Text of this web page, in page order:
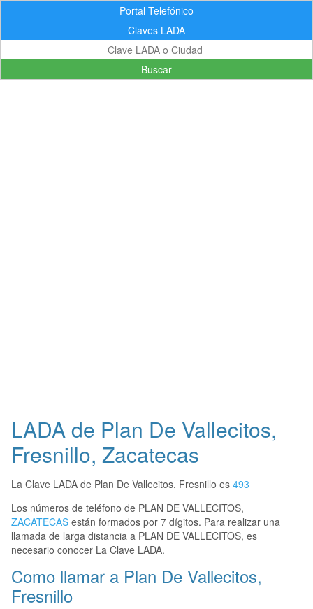
Portal Telefónico
Claves LADA
Buscar
LADA de Plan De Vallecitos,
Fresnillo, Zacatecas
La Clave LADA de Plan De Vallecitos, Fresnillo es 493
Los números de teléfono de PLAN DE VALLECITOS,
ZACATECAS están formados por 7 dígitos. Para realizar una
llamada de larga distancia a PLAN DE VALLECITOS, es
necesario conocer La Clave LADA.
Como llamar a Plan De Vallecitos,
Fresnillo